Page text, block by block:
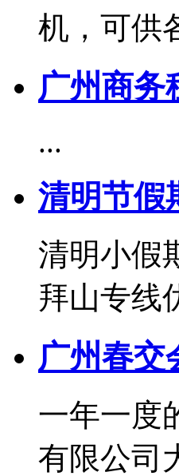
机，可供
广州商务
...
清明节假
清明小假
拜山专线
广州春交
一年一度
有限公司